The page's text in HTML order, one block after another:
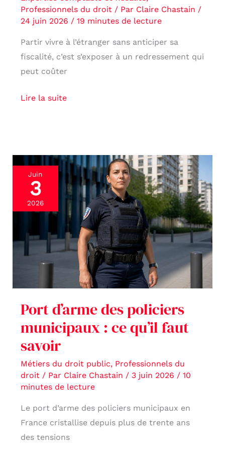
Professionnels du droit/ Par Claire Chastain /
24 juin 2026 / 19 minutes de lecture
Partir vivre à l’étranger sans anticiper sa
fiscalité, c’est s’exposer à un redressement qui
peut coûter
Lire la suite
Juin
3
2026
Port d’arme des policiers
municipaux : ce qu’il faut
savoir
Métiers du droit public, Professionnels du
droit/ Par Claire Chastain / 3 juin 2026 / 10
minutes de lecture
Le port d’arme des policiers municipaux en
France cristallise depuis plus de trente ans
des tensions
Port
d’arme
des
policiers
municipaux
faut
savoir